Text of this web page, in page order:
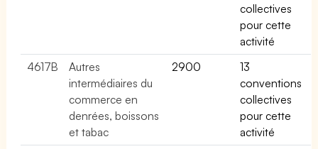
collectives
pour cette
activité
4617B
Autres
intermédiaires du
commerce en
denrées, boissons
et tabac
2900
13
conventions
collectives
pour cette
activité